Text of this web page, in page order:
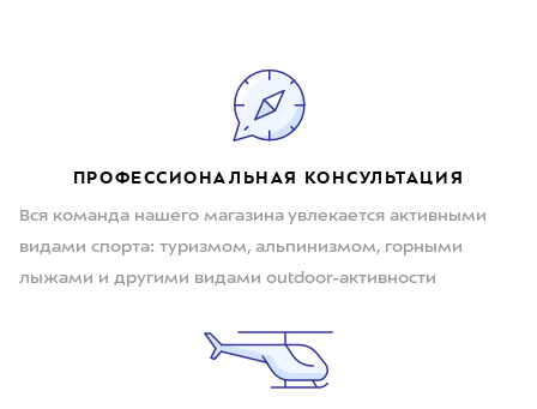
ПРОФЕССИОНАЛЬНАЯ КОНСУЛЬТАЦИЯ
Вся команда нашего магазина увлекается активными
видами спорта: туризмом, альпинизмом, горными
лыжами и другими видами outdoor-активности